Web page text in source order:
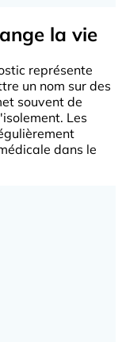
la vie
représente
un nom sur des
souvent de
Les
dans le